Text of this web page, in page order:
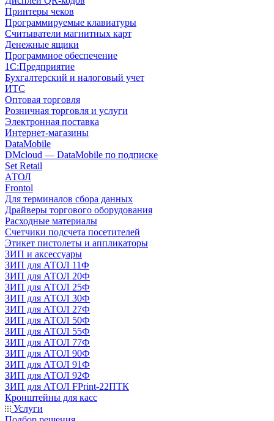
Принтеры чеков
Программируемые клавиатуры
Считыватели магнитных карт
Денежные ящики
Программное обеспечение
1С:Предприятие
Бухгалтерский и налоговый учет
ИТС
Оптовая торговля
Розничная торговля и услуги
Электронная поставка
Интернет-магазины
DataMobile
DMcloud — DataMobile по подписке
Set Retail
АТОЛ
Frontol
Для терминалов сбора данных
Драйверы торгового оборудования
Расходные материалы
Счетчики подсчета посетителей
Этикет пистолеты и аппликаторы
ЗИП и аксессуары
ЗИП для АТОЛ 11Ф
ЗИП для АТОЛ 20Ф
ЗИП для АТОЛ 25Ф
ЗИП для АТОЛ 30Ф
ЗИП для АТОЛ 27Ф
ЗИП для АТОЛ 50Ф
ЗИП для АТОЛ 55Ф
ЗИП для АТОЛ 77Ф
ЗИП для АТОЛ 90Ф
ЗИП для АТОЛ 91Ф
ЗИП для АТОЛ 92Ф
ЗИП для АТОЛ FPrint-22ПТК
Кронштейны для касс
Услуги